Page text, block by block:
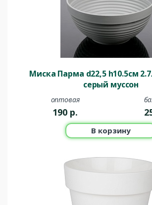
Миска Парма d22,5 h10.5см
серый муссон
оптовая
190 р.
В корзину